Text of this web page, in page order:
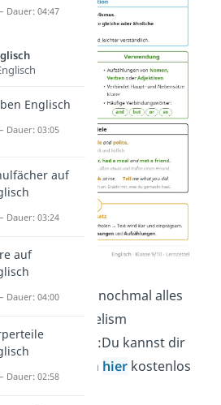
haben wir dir nochmal alles
Thema Parallelism
kannst dir
Übersicht auch hier kostenlos
Dauer: 04:47
Englisch
Dauer: 03:05
auf
Dauer: 03:24
auf
Dauer: 04:00
Dauer: 02:58